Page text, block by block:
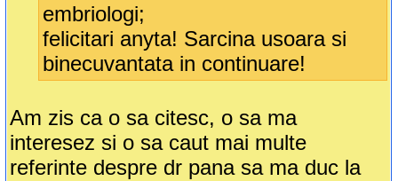
embriologi;
felicitari anyta! Sarcina usoara si
binecuvantata in continuare!
Am zis ca o sa citesc, o sa ma
interesez si o sa caut mai multe
referinte despre dr pana sa ma duc la